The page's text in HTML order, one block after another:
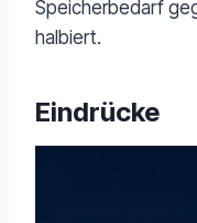
Speicherbedarf
halbiert.
Eindrücke